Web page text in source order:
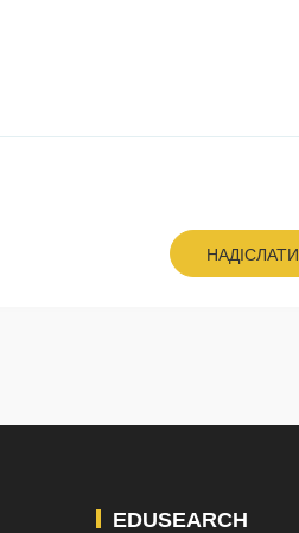
НАДІСЛАТИ
EDUSEARCH